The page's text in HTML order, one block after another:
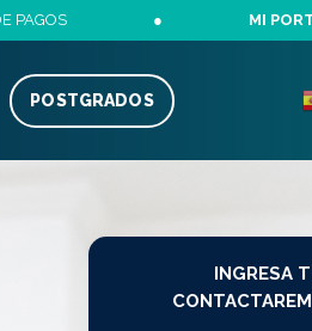
PAGOS ● MI
POSTGRADOS
INGRESA